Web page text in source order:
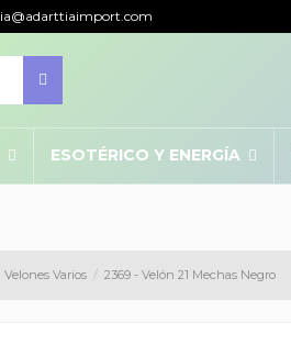
ESOTÉRICO Y ENERGÍA
Velones Varios 2369 - Velón 21 Mechas Negro